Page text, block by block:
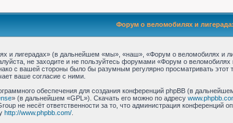
Форум о веломобилях и
и лигерадах» (в дальнейшем «мы», «наш», «Форум о веломобилях и
не заходите и не пользуйтесь форумами «Форум о
с вашей стороны было бы разумным регулярно просматривать
ваше согласие с ними.
обеспечения для создания конференций phpBB (в
» (в дальнейшем «GPL»). Скачать его можно по адресу
не несёт ответственности за то, что администрация конференций
http://www.phpbb.com/